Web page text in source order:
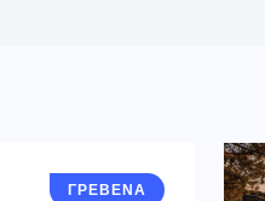
ΓΡΕΒΕΝΑ